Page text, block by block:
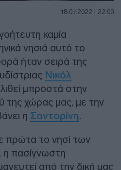
18.07.2022 | 22:00
καμία
νησιά αυτό το
ήταν σειρά της
Νικόλ
μπροστά στην
της χώρας μας, με την
η Σαντορίνη.
πρώτα το νησί των
, η πασίγνωστη
από την δική μας